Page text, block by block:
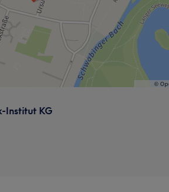
über Mia sagen
31 Herzlich 29
Institut KG